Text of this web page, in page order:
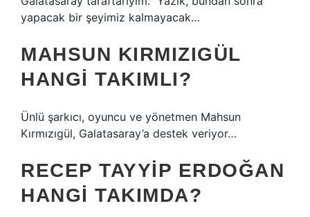
yapacak bir şeyimiz kalmayacak…
MAHSUN KIRMIZIGÜL
HANGI TAKIMLI?
Ünlü şarkıcı, oyuncu ve yönetmen Mahsun
Kırmızıgül, Galatasaray’a destek veriyor…
RECEP TAYYIP ERDOĞAN
HANGI TAKIMDA?